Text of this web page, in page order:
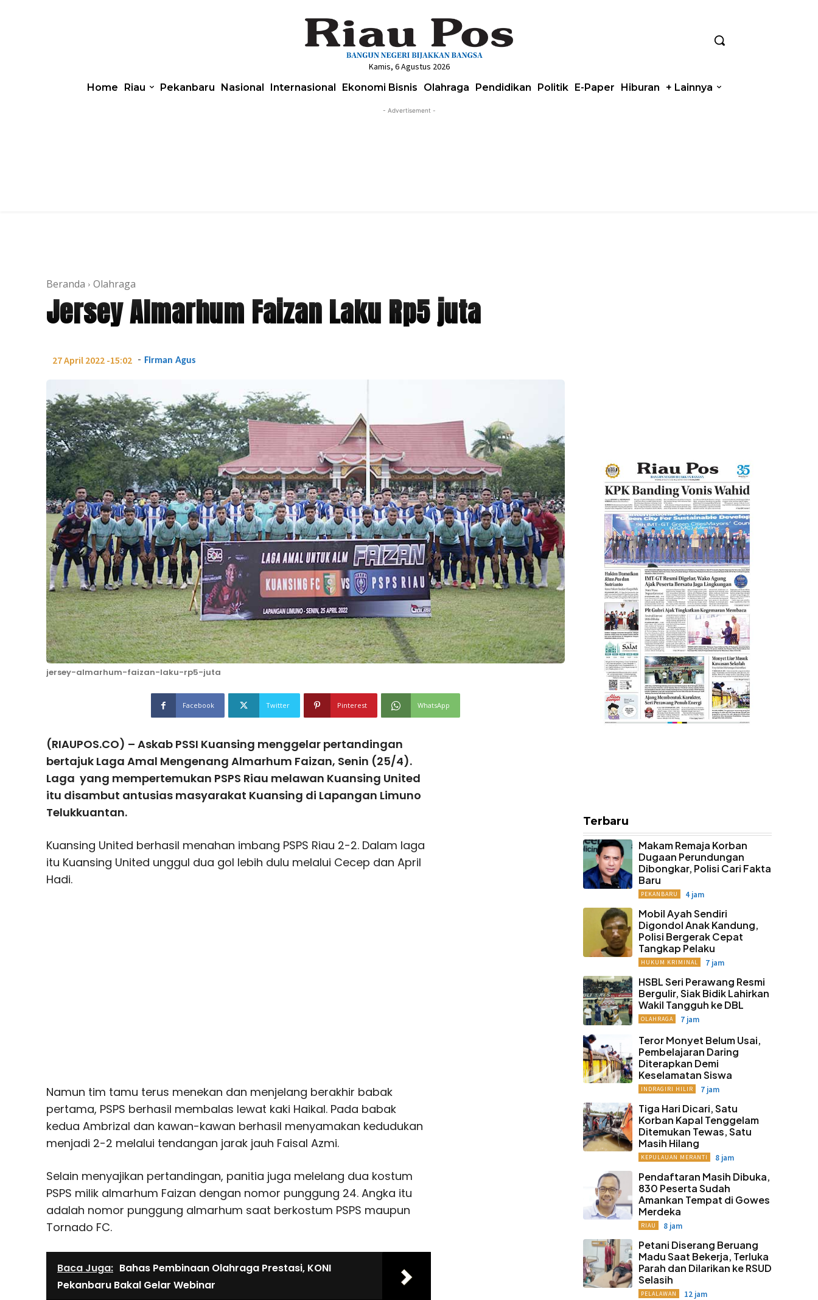
Kamis, 6 Agustus 2026
Home Riau Pekanbaru Nasional Internasional Ekonomi Bisnis Olahraga Pendidikan Politik E-Paper Hiburan + Lainnya
- Advertisement -
Beranda Olahraga
Jersey Almarhum Faizan Laku Rp5 juta
27 April 2022 -15:02 - Firman Agus
jersey-almarhum-faizan-laku-rp5-juta
Facebook Twitter Pinterest WhatsApp
(RIAUPOS.CO) – Askab PSSI Kuansing menggelar pertandingan
bertajuk Laga Amal Mengenang Almarhum Faizan, Senin (25/4).
Laga yang mempertemukan PSPS Riau melawan Kuansing United
itu disambut antusias masyarakat Kuansing di Lapangan Limuno
Telukkuantan.
Kuansing United berhasil menahan imbang PSPS Riau 2-2. Dalam laga
itu Kuansing United unggul dua gol lebih dulu melalui Cecep dan April
Hadi.
Namun tim tamu terus menekan dan menjelang berakhir babak
pertama, PSPS berhasil membalas lewat kaki Haikal. Pada babak
kedua Ambrizal dan kawan-kawan berhasil menyamakan kedudukan
menjadi 2-2 melalui tendangan jarak jauh Faisal Azmi.
Selain menyajikan pertandingan, panitia juga melelang dua kostum
PSPS milik almarhum Faizan dengan nomor punggung 24. Angka itu
adalah nomor punggung almarhum saat berkostum PSPS maupun
Tornado FC.
Baca Juga: Bahas Pembinaan Olahraga Prestasi, KONI
Pekanbaru Bakal Gelar Webinar
Terbaru
Makam Remaja Korban
Dugaan Perundungan
Dibongkar, Polisi Cari Fakta
Baru
PEKANBARU 4 jam
Mobil Ayah Sendiri
Digondol Anak Kandung,
Polisi Bergerak Cepat
Tangkap Pelaku
HUKUM KRIMINAL 7 jam
HSBL Seri Perawang Resmi
Bergulir, Siak Bidik Lahirkan
Wakil Tangguh ke DBL
OLAHRAGA 7 jam
Teror Monyet Belum Usai,
Pembelajaran Daring
Diterapkan Demi
Keselamatan Siswa
INDRAGIRI HILIR 7 jam
Tiga Hari Dicari, Satu
Korban Kapal Tenggelam
Ditemukan Tewas, Satu
Masih Hilang
KEPULAUAN MERANTI 8 jam
Pendaftaran Masih Dibuka,
830 Peserta Sudah
Amankan Tempat di Gowes
Merdeka
RIAU 8 jam
Petani Diserang Beruang
Madu Saat Bekerja, Terluka
Parah dan Dilarikan ke RSUD
Selasih
PELALAWAN 12 jam